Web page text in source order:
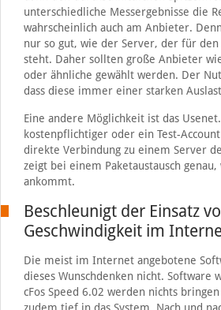
unterschiedliche Messergebnisse die
wahrscheinlich auch am Anbieter.
nur so gut, wie der Server, der für den
steht. Daher sollten große Anbieter
oder ähnliche gewählt werden. Der
dass diese immer einer starken
Eine andere Möglichkeit ist das
kostenpflichtiger oder ein Test-
direkte Verbindung zu einem Server
zeigt bei einem Paketaustausch
ankommt.
Beschleunigt der Einsatz
Geschwindigkeit im
Die meist im Internet angebotene
dieses Wunschdenken nicht. Software
cFos Speed 6.02 werden nichts